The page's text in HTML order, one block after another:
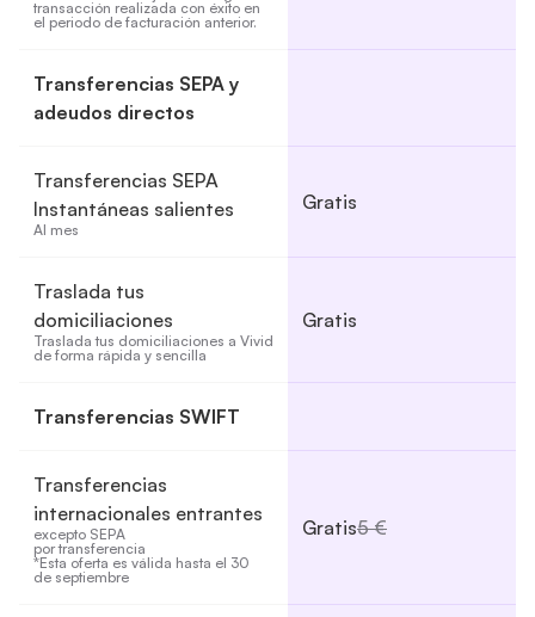
transacción realizada con éxito en
el periodo de facturación anterior.
Transferencias SEPA y
adeudos directos
Transferencias SEPA
Instantáneas salientes
Al mes
Gratis
Traslada tus
domiciliaciones
Traslada tus domiciliaciones a Vivid
de forma rápida y sencilla
Gratis
Transferencias SWIFT
Transferencias
internacionales entrantes
excepto SEPA
por transferencia
*Esta oferta es válida hasta el 30
de septiembre
Gratis5 €